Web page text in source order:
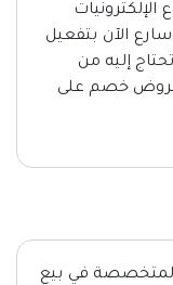
والاستفادة بنسبة خصم 30%، سارع الآن بتفعيل
إليه من
خصم على
المتخصصة في بيع